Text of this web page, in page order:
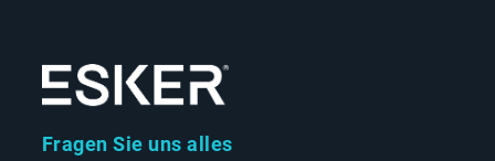
Fragen Sie uns alles